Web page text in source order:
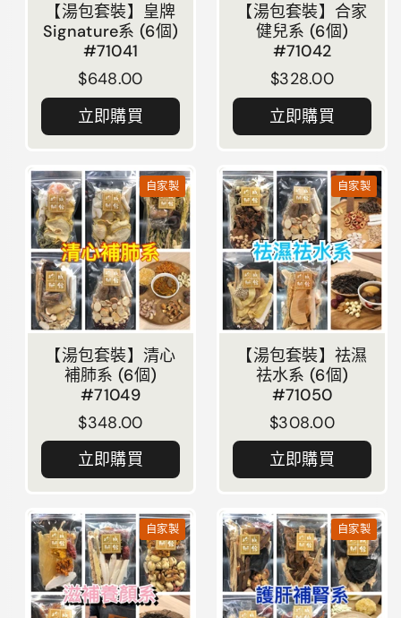
【湯包套裝】皇牌
Signature系 (6個)
#71041
正常價格
$648.00
立即購買
【湯包套裝】合家
健兒系 (6個)
#71042
正常價格
$328.00
立即購買
【湯包套裝】清心
補肺系 (6個)
#71049
正常價格
$348.00
立即購買
自家製
【湯包套裝】祛濕
祛水系 (6個)
#71050
正常價格
$308.00
立即購買
自家製
自家製 自家製